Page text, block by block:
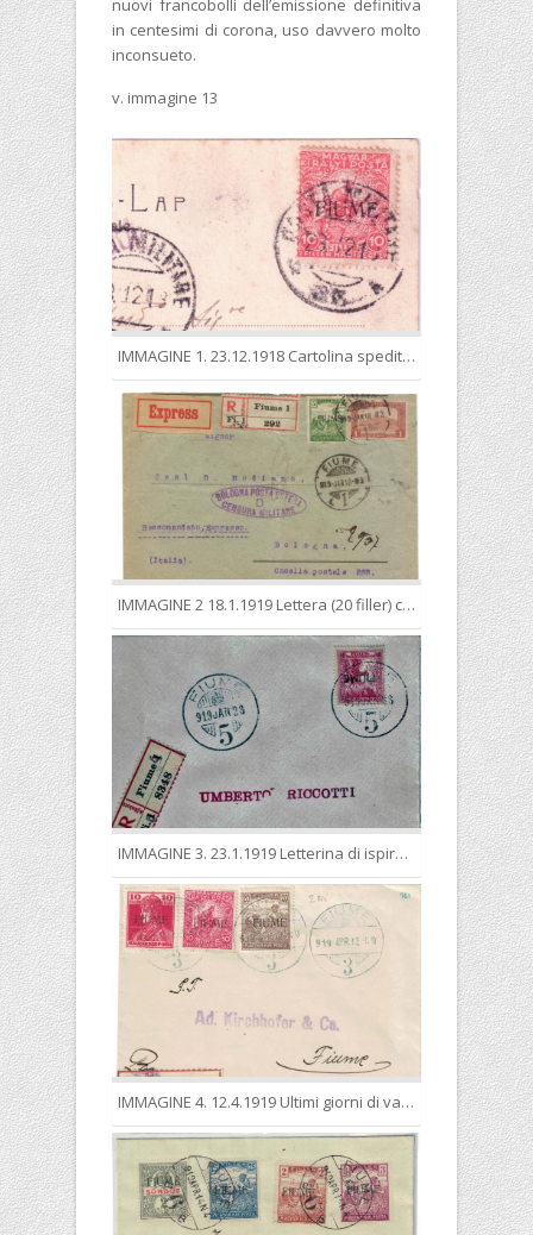
nuovi francobolli dell’emissione definitiva
in centesimi di corona, uso davvero molto
inconsueto.
v. immagine 13
IMMAGINE 1. 23.12.1918 Cartolina spedita dall’Ufficio di Posta Militare n. 83 per l’Italia in tariffa per l'interno (10 filler).
IMMAGINE 2 18.1.1919 Lettera (20 filler) commerciale, raccomandata (25 f.), espresso (60 f.) per l’Italia nella tariffa complessiva di 1,05 corone. Affrancatura mista francobollo ungherese e fiumano
IMMAGINE 3. 23.1.1919 Letterina di ispirazione filatelica indirizzata al noto filatelista Umberto Riccotti nell’esatta tariffa delle lettere locali (15 cent.) raccomandate (25 cent.).
IMMAGINE 4. 12.4.1919 Ultimi giorni di validità dei francobolli in filler. Letterina locale raccomandata nell’esatta tariffa complessiva di 40 filler.